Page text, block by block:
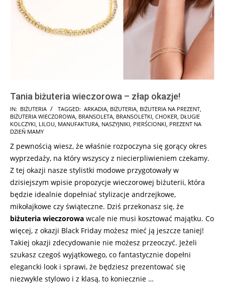
Tania biżuteria wieczorowa – złap okazje!
2024-
11-
13
IN: BIŻUTERIA TAGGED: ARKADIA BIŻUTERIA BIŻUTERIA NA PREZENT
BIŻUTERIA WIECZOROWA BRANSOLETA BRANSOLETKI CHOKER DŁUGIE
KOLCZYKI LILOU MANUFAKTURA NASZYJNIKI PIERŚCIONKI PREZENT NA
DZIEŃ MAMY
Z pewnością wiesz, że właśnie rozpoczyna się gorący okres
wyprzedaży, na który wszyscy z niecierpliwieniem czekamy.
Z tej okazji nasze stylistki modowe przygotowały w
dzisiejszym wpisie propozycje wieczorowej biżuterii, która
będzie idealnie dopełniać stylizacje andrzejkowe,
mikołajkowe czy świąteczne. Dziś przekonasz się, że
biżuteria wieczorowa wcale nie musi kosztować majątku. Co
więcej, z okazji Black Friday możesz mieć ją jeszcze taniej!
Takiej okazji zdecydowanie nie możesz przeoczyć. Jeżeli
szukasz czegoś wyjątkowego, co fantastycznie dopełni
elegancki look i sprawi, że będziesz prezentować się
niezwykle stylowo i z klasą, to koniecznie …